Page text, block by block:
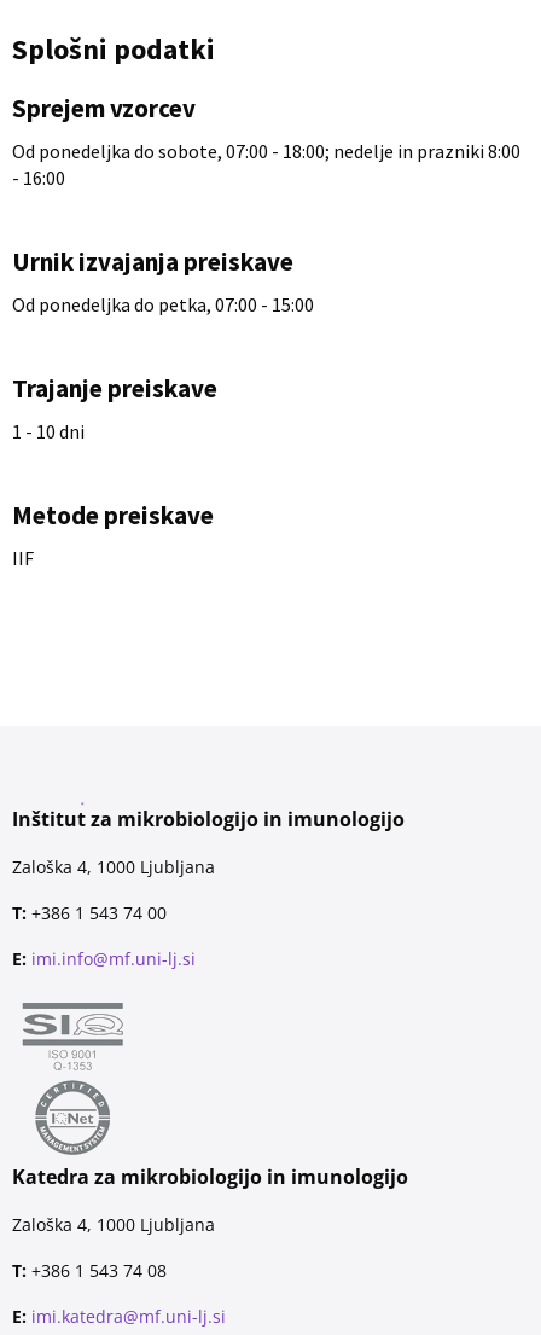
Splošni podatki
Sprejem vzorcev
Od ponedeljka do sobote, 07:00 - 18:00; nedelje in prazniki 8:00
- 16:00
Urnik izvajanja preiskave
Od ponedeljka do petka, 07:00 - 15:00
Trajanje preiskave
1 - 10 dni
Metode preiskave
IIF
Inštitut za mikrobiologijo in imunologijo
Zaloška 4, 1000 Ljubljana
T: +386 1 543 74 00
E: imi.info@mf.uni-lj.si
Katedra za mikrobiologijo in imunologijo
Zaloška 4, 1000 Ljubljana
T: +386 1 543 74 08
E: imi.katedra@mf.uni-lj.si